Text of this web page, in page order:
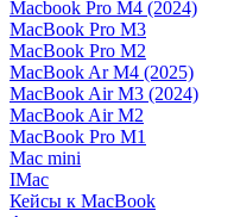
Macbook Pro M4 (2024)
MacBook Pro M3
MacBook Pro M2
MacBook Ar M4 (2025)
MacBook Air M3 (2024)
MacBook Air M2
MacBook Pro M1
Mac mini
IMac
Кейсы к MacBook